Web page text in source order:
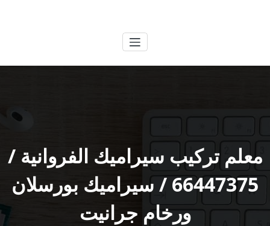
معلم تركيب سيراميك الفروانية /
66447375 / سيراميك بورسلان
ورخام جرانيت